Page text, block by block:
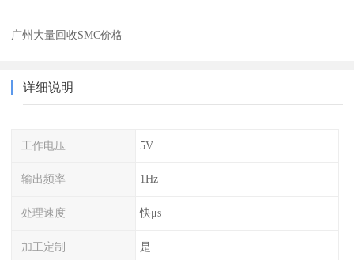
广州大量回收SMC价格
详细说明
工作电压 5V
输出频率 1Hz
处理速度 快μs
加工定制 是